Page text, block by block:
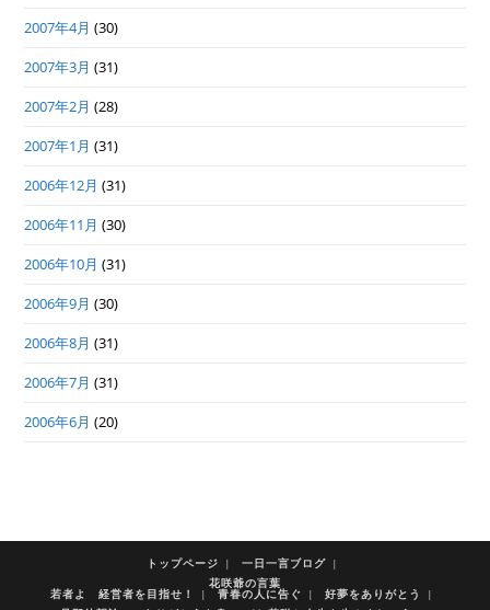
2007年4月 (30)
2007年3月 (31)
2007年2月 (28)
2007年1月 (31)
2006年12月 (31)
2006年11月 (30)
2006年10月 (31)
2006年9月 (30)
2006年8月 (31)
2006年7月 (31)
2006年6月 (20)
トップページ
一日一言ブログ
花咲爺の言葉
若者よ 経営者を目指せ！ 青春の人に告ぐ
好夢をありがとう